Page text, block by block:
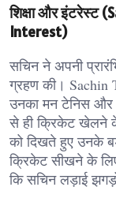
शिक्षा और इंटरेस्ट
Interest)
सचिन ने अपनी
ग्रहण की। Sachin
उनका मन टेनिस और
से ही क्रिकेट खेलने
को दिखते हुए उनके
क्रिकेट सीखने के
कि सचिन लड़ाई